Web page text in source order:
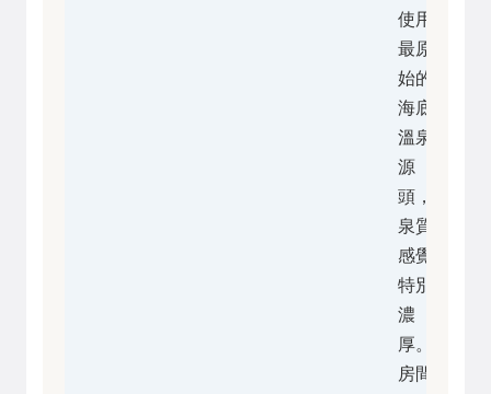
使用
最原
始的
海底
溫泉
源
頭，
泉質
感覺
特別
濃
厚。
房間